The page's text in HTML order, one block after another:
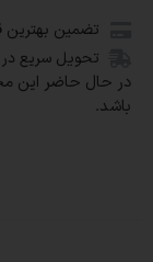
تضمین بهترین
تحویل سریع
در حال حاضر این
باشد.